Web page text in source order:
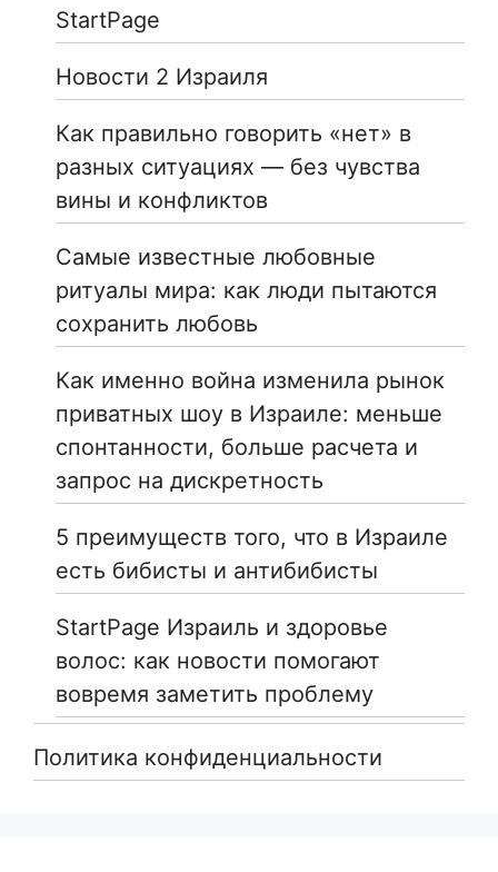
StartPage
Новости 2 Израиля
Как правильно говорить «нет» в
разных ситуациях — без чувства
вины и конфликтов
Самые известные любовные
ритуалы мира: как люди пытаются
сохранить любовь
Как именно война изменила рынок
приватных шоу в Израиле: меньше
спонтанности, больше расчета и
запрос на дискретность
5 преимуществ того, что в Израиле
есть бибисты и антибибисты
StartPage Израиль и здоровье
волос: как новости помогают
вовремя заметить проблему
Политика конфиденциальности